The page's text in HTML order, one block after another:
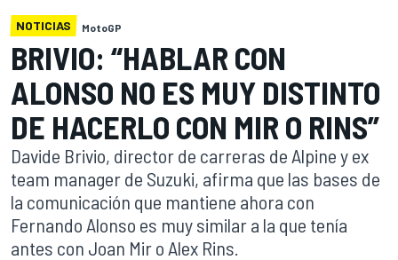
NOTICIAS MotoGP
BRIVIO: “HABLAR CON
ALONSO NO ES MUY DISTINTO
DE HACERLO CON MIR O RINS”
Davide Brivio, director de carreras de Alpine y ex
team manager de Suzuki, afirma que las bases de
la comunicación que mantiene ahora con
Fernando Alonso es muy similar a la que tenía
antes con Joan Mir o Alex Rins.